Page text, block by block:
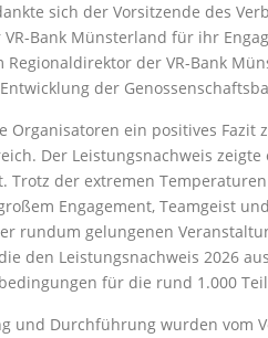
sich der Vorsitzende des
Bank Münsterland für ihr
der VR-Bank
der
Organisatoren ein positives
Der Leistungsnachweis
Trotz der extremen
Engagement, Teamgeist
rundum gelungenen
den Leistungsnachweis 2026
für die rund 1.000
und Durchführung wurden vom